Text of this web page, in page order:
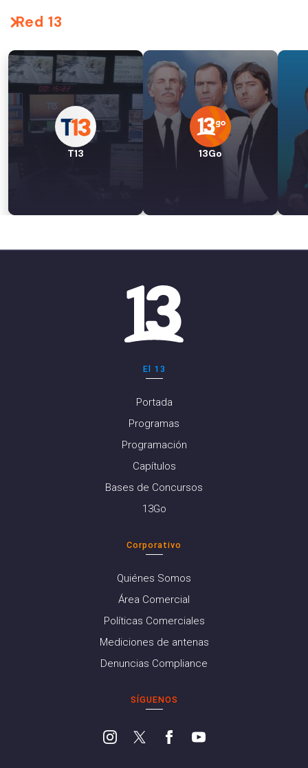
Red 13
T13 13Go
El 13
Portada
Programas
Programación
Capítulos
Bases de Concursos
13Go
Corporativo
Quiénes Somos
Área Comercial
Políticas Comerciales
Mediciones de antenas
Denuncias Compliance
SÍGUENOS